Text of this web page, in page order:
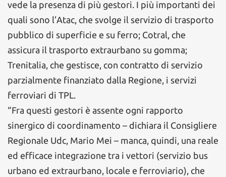
vede la presenza di più gestori. I più importanti dei
quali sono l’Atac, che svolge il servizio di trasporto
pubblico di superficie e su ferro; Cotral, che
assicura il trasporto extraurbano su gomma;
Trenitalia, che gestisce, con contratto di servizio
parzialmente finanziato dalla Regione, i servizi
ferroviari di TPL.
“Fra questi gestori è assente ogni rapporto
sinergico di coordinamento – dichiara il Consigliere
Regionale Udc, Mario Mei – manca, quindi, una reale
ed efficace integrazione tra i vettori (servizio bus
urbano ed extraurbano, locale e ferroviario), che